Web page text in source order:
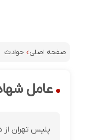
صفحه اصلی حوادث
عامل
پلیس تهران